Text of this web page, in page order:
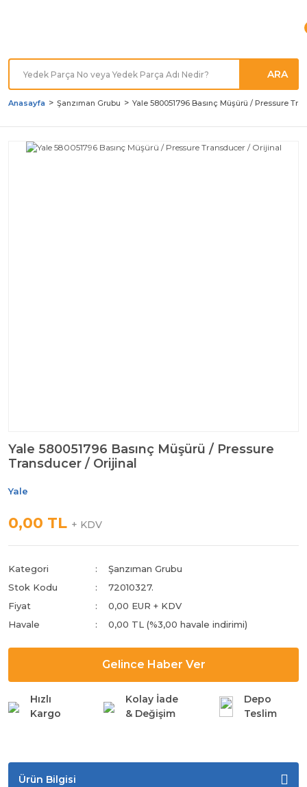
ARA
Anasayfa Şanzıman Grubu Yale 580051796 Basınç Müşürü / Pressure
Yale 580051796 Basınç Müşürü / Pressure
Transducer / Orijinal
Yale
0,00 TL + KDV
Kategori
Şanzıman Grubu
Stok Kodu
72010327.
Fiyat
0,00 EUR + KDV
Havale
0,00 TL (%3,00 havale indirimi)
Gelince Haber Ver
Hızlı
Kargo
Kolay İade
& Değişim
Depo
Teslim
Ürün Bilgisi